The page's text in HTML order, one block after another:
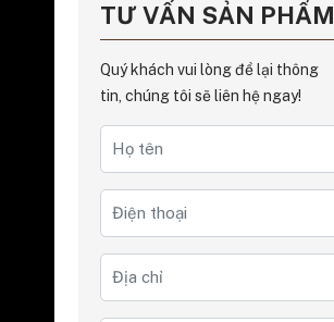
TƯ VẤN SẢN PHẨM
Quý khách vui lòng để lại thông
tin, chúng tôi sẽ liên hệ ngay!